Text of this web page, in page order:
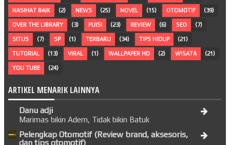
NASIHAT BAIK (2) NEWS (25) NOVEL (15) OTOMOTIF (39)
OVER THE LIBRARY (3) PUISI (23) REVIEW (6) SEO (7)
SITUS (7) SP (1) TERBARU (34) TIPS HIDUP (21)
TUTORIAL (13) VIRAL (1) WALLPAPER HD (2) WISATA (21)
YOU TUBE (24)
ARTIKEL MENARIK LAINNYA
Danu adji
Marimas bikin Adem, Tidak bikin Batuk
Pelengkap Otomotif (Review brand, aksesoris,
dan tips otomotif)